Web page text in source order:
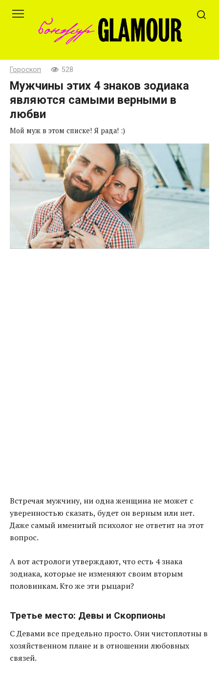
Гороскоп 528
Мужчины этих 4 знаков зодиака
являются самыми верными в
любви
Мой муж в этом списке! Я рада! :)
Встречая мужчину, ни одна женщина не может с
уверенностью сказать, будет он верным или нет.
Даже самый именитый психолог не ответит на этот
вопрос.
А вот астрологи утверждают, что есть 4 знака
зодиака, которые не изменяют своим вторым
половинкам.Кто же эти рыцари?
Третье место: Девы и Скорпионы
С Девами все предельно просто. Они чистоплотны в
хозяйственном плане и в отношении любовных
связей.